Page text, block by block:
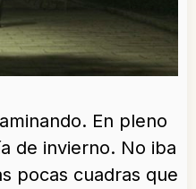
En pleno
de invierno. No iba
pocas cuadras que